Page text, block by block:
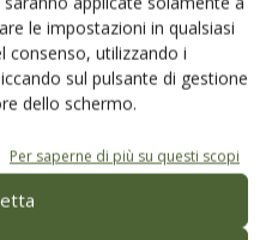
le impostazioni in qualsiasi
utilizzando i
sul pulsante di gestione
dello schermo.
Per saperne di più su questi scopi
e
meno note e
un quadro il più esaustivo